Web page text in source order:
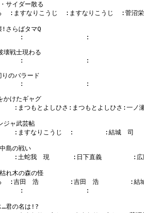
サイダー散る
:ますなりこうじ  :ますなりこうじ  :菅沼
さらばタマQ
:                :
戦士現わる
:                :
のバラード
:                :
けたギャグ
まつもとよしひさ:まつもとよしひさ:一ノ
ャ武芸帖
:ますなりこうじ  :        :結城　司
島の戦い
:土蛇我　現      :日下直義        :広
れ木の森の怪
る  :吉田　浩        :吉田　浩        :結
:                :
…君の名は!?